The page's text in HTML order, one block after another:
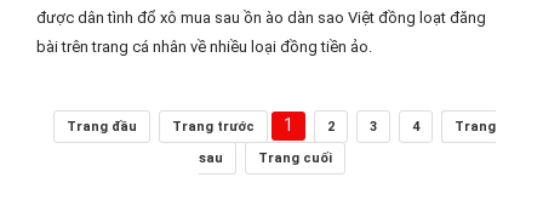
được dân tình đổ xô mua sau ồn ào dàn sao Việt đồng loạt đăng
bài trên trang cá nhân về nhiều loại đồng tiền ảo.
Trang đầu Trang trước 1 2 3 4
Trang
sau
Trang cuối